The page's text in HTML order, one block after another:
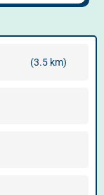
(3.5 km)